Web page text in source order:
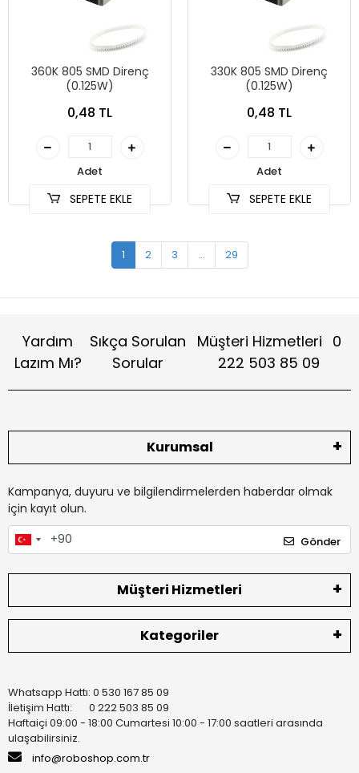
360K 805 SMD Direnç
(0.125W)
0,48 TL
Adet
SEPETE EKLE
330K 805 SMD Direnç
(0.125W)
0,48 TL
Adet
SEPETE EKLE
1 2 3 ... 29
Yardım
Lazım Mı?
Sıkça Sorulan
Sorular
Müşteri Hizmetleri 0
222 503 85 09
Kurumsal
Kampanya, duyuru ve bilgilendirmelerden haberdar olmak
için kayıt olun.
Gönder
Müşteri Hizmetleri
Kategoriler
Whatsapp Hattı: 0 530 167 85 09
İletişim Hattı: 0 222 503 85 09
Haftaiçi 09:00 - 18:00 Cumartesi 10:00 - 17:00 saatleri arasında
ulaşabilirsiniz.
info@roboshop.com.tr